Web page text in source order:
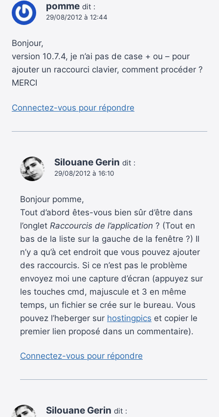
pomme dit :
29/08/2012 à 12:44
Bonjour,
version 10.7.4, je n’ai pas de case + ou – pour
ajouter un raccourci clavier, comment procéder ?
MERCI
Connectez-vous pour répondre
Silouane Gerin dit :
29/08/2012 à 16:10
Bonjour pomme,
Tout d’abord êtes-vous bien sûr d’être dans
l’onglet Raccourcis de l’application ? (Tout en
bas de la liste sur la gauche de la fenêtre ?) Il
n’y a qu’à cet endroit que vous pouvez ajouter
des raccourcis. Si ce n’est pas le problème
envoyez moi une capture d’écran (appuyez sur
les touches cmd, majuscule et 3 en même
temps, un fichier se crée sur le bureau. Vous
pouvez l’heberger sur hostingpics et copier le
premier lien proposé dans un commentaire).
Connectez-vous pour répondre
Silouane Gerin dit :